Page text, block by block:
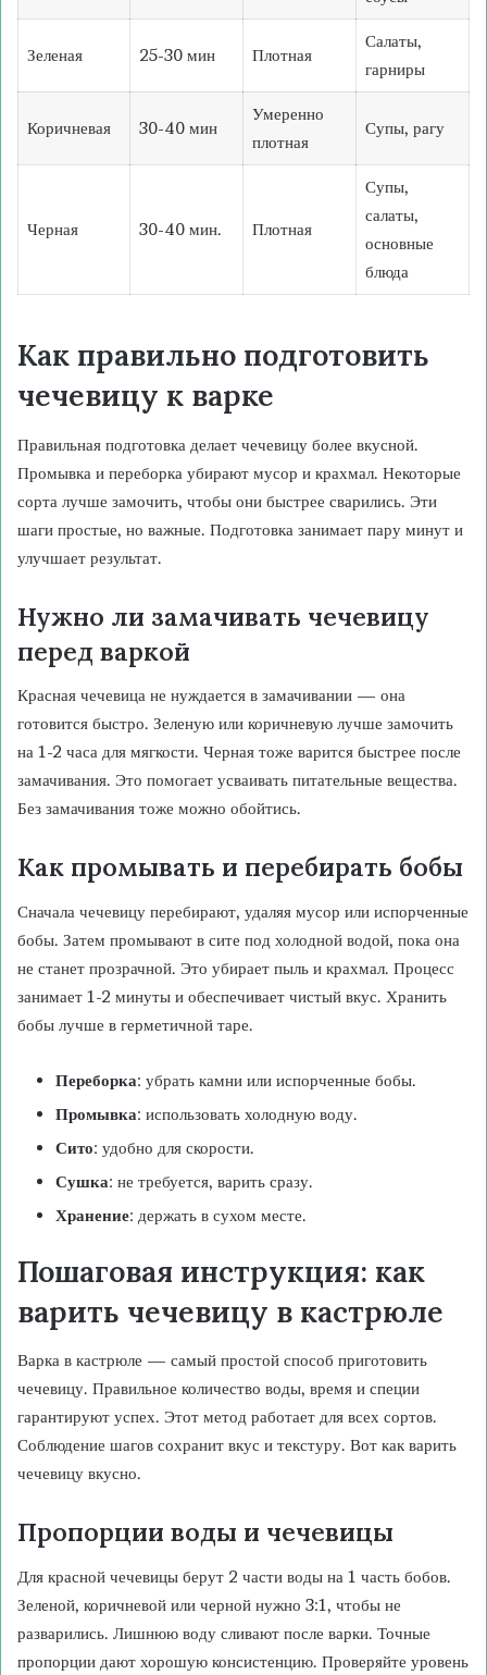
Зеленая 25-30 мин Плотная
Салаты,
гарниры
Коричневая 30-40 мин
Умеренно
плотная
Супы, рагу
Черная 30-40 мин. Плотная
Супы,
салаты,
основные
блюда
Как правильно подготовить
чечевицу к варке
Правильная подготовка делает чечевицу более вкусной.
Промывка и переборка убирают мусор и крахмал. Некоторые
сорта лучше замочить, чтобы они быстрее сварились. Эти
шаги простые, но важные. Подготовка занимает пару минут и
улучшает результат.
Нужно ли замачивать чечевицу
перед варкой
Красная чечевица не нуждается в замачивании — она
готовится быстро. Зеленую или коричневую лучше замочить
на 1-2 часа для мягкости. Черная тоже варится быстрее после
замачивания. Это помогает усваивать питательные вещества.
Без замачивания тоже можно обойтись.
Как промывать и перебирать бобы
Сначала чечевицу перебирают, удаляя мусор или испорченные
бобы. Затем промывают в сите под холодной водой, пока она
не станет прозрачной. Это убирает пыль и крахмал. Процесс
занимает 1-2 минуты и обеспечивает чистый вкус. Хранить
бобы лучше в герметичной таре.
Переборка: убрать камни или испорченные бобы.
Промывка: использовать холодную воду.
Сито: удобно для скорости.
Сушка: не требуется, варить сразу.
Хранение: держать в сухом месте.
Пошаговая инструкция: как
варить чечевицу в кастрюле
Варка в кастрюле — самый простой способ приготовить
чечевицу. Правильное количество воды, время и специи
гарантируют успех. Этот метод работает для всех сортов.
Соблюдение шагов сохранит вкус и текстуру. Вот как варить
чечевицу вкусно.
Пропорции воды и чечевицы
Для красной чечевицы берут 2 части воды на 1 часть бобов.
Зеленой, коричневой или черной нужно 3:1, чтобы не
разварились. Лишнюю воду сливают после варки. Точные
пропорции дают хорошую консистенцию. Проверяйте уровень